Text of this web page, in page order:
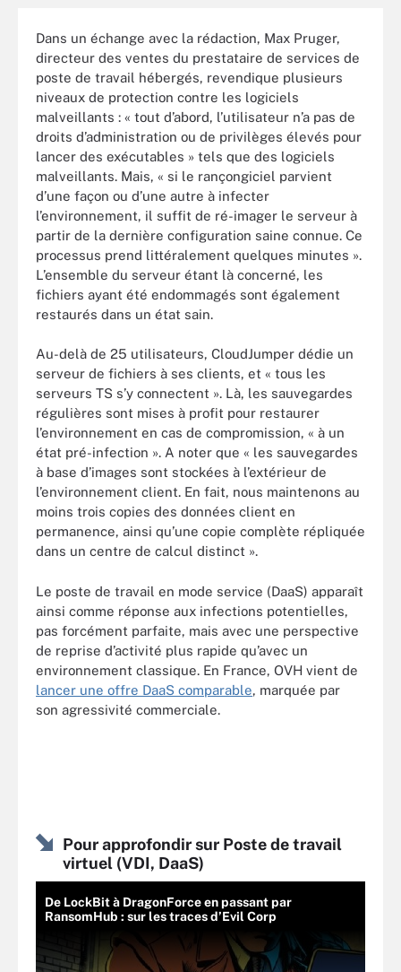
Dans un échange avec la rédaction, Max Pruger,
directeur des ventes du prestataire de services de
poste de travail hébergés, revendique plusieurs
niveaux de protection contre les logiciels
malveillants : « tout d’abord, l’utilisateur n’a pas de
droits d’administration ou de privilèges élevés pour
lancer des exécutables » tels que des logiciels
malveillants. Mais, « si le rançongiciel parvient
d’une façon ou d’une autre à infecter
l’environnement, il suffit de ré-imager le serveur à
partir de la dernière configuration saine connue. Ce
processus prend littéralement quelques minutes ».
L’ensemble du serveur étant là concerné, les
fichiers ayant été endommagés sont également
restaurés dans un état sain.
Au-delà de 25 utilisateurs, CloudJumper dédie un
serveur de fichiers à ses clients, et « tous les
serveurs TS s’y connectent ». Là, les sauvegardes
régulières sont mises à profit pour restaurer
l’environnement en cas de compromission, « à un
état pré-infection ». A noter que « les sauvegardes
à base d’images sont stockées à l’extérieur de
l’environnement client. En fait, nous maintenons au
moins trois copies des données client en
permanence, ainsi qu’une copie complète répliquée
dans un centre de calcul distinct ».
Le poste de travail en mode service (DaaS) apparaît
ainsi comme réponse aux infections potentielles,
pas forcément parfaite, mais avec une perspective
de reprise d’activité plus rapide qu’avec un
environnement classique. En France, OVH vient de
lancer une offre DaaS comparable, marquée par
son agressivité commerciale.
Pour approfondir sur Poste de travail
virtuel (VDI, DaaS)
De LockBit à DragonForce en passant par
RansomHub : sur les traces d’Evil Corp